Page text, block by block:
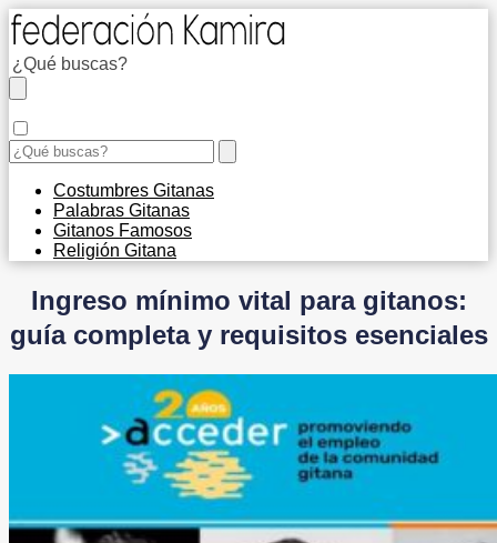
Costumbres Gitanas
Palabras Gitanas
Gitanos Famosos
Religión Gitana
Ingreso mínimo vital para gitanos:
guía completa y requisitos esenciales